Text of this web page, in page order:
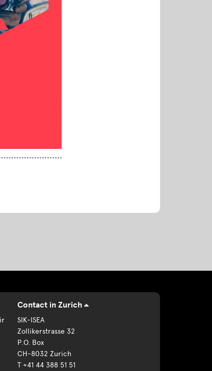
Contact in Zurich
SIK-ISEA
Zollikerstrasse 32
P.O. Box
CH-8032 Zurich
T +41 44 388 51 51